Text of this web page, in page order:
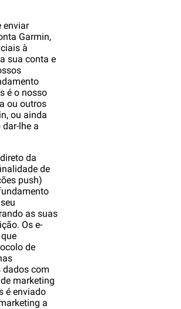
enviar
Garmin,
à
sua conta e
é o nosso
ou outros
ou ainda
lhe a
da
de
push)
as suas
Os e-
de
dados com
marketing
é enviado
a